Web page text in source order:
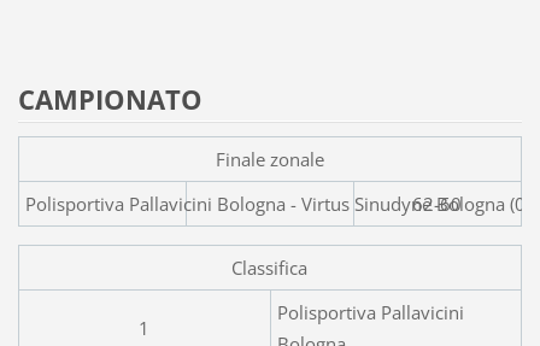
CAMPIONATO
Finale zonale
Polisportiva Pallavicini Bologna - Virtus Sinudyne Bologna
62-60
Classifica
1
Polisportiva Pallavicini